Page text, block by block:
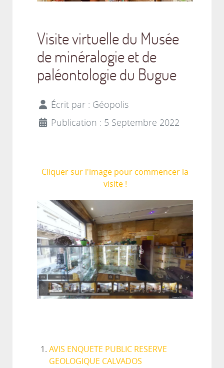
Visite virtuelle du Musée
de minéralogie et de
paléontologie du Bugue
Écrit par : Géopolis
Publication : 5 Septembre 2022
Cliquer sur l'image pour commencer la
visite !
AVIS ENQUETE PUBLIC RESERVE
GEOLOGIQUE CALVADOS